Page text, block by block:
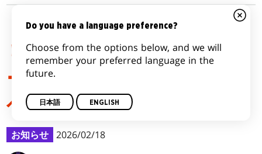
『マジック：ザ・ギャザ
リング | ミュータント タ
ートルズ』シーズンのイ
ベント一覧
お知らせ 2026/02/18
Do you have a language preference?
Choose from the options below, and we will
remember your preferred language in the
future.
日本語 ENGLISH